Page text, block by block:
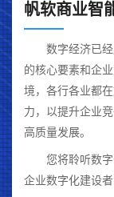
帆软商业智
数字经济已
的核心要素和企
境，各行各业都
力，以提升企业
高质量发展。
您将聆听数
企业数字化建设